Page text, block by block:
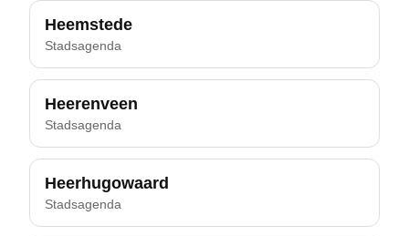
Heemstede
Stadsagenda
Heerenveen
Stadsagenda
Heerhugowaard
Stadsagenda